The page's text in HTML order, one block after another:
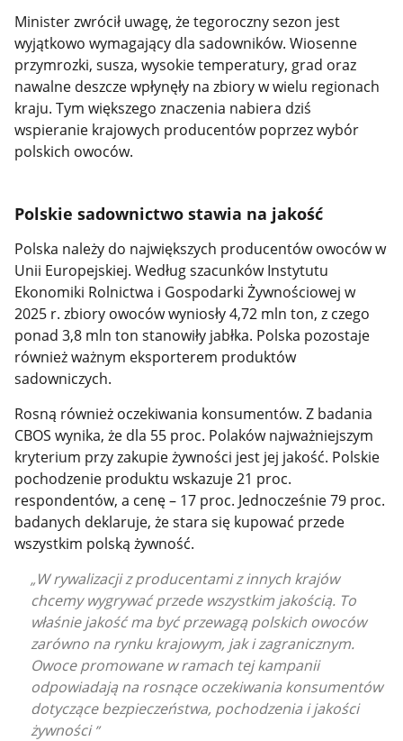
Minister zwrócił uwagę, że tegoroczny sezon jest
wyjątkowo wymagający dla sadowników. Wiosenne
przymrozki, susza, wysokie temperatury, grad oraz
nawalne deszcze wpłynęły na zbiory w wielu regionach
kraju. Tym większego znaczenia nabiera dziś
wspieranie krajowych producentów poprzez wybór
polskich owoców.
Polskie sadownictwo stawia na jakość
Polska należy do największych producentów owoców w
Unii Europejskiej. Według szacunków Instytutu
Ekonomiki Rolnictwa i Gospodarki Żywnościowej w
2025 r. zbiory owoców wyniosły 4,72 mln ton, z czego
ponad 3,8 mln ton stanowiły jabłka. Polska pozostaje
również ważnym eksporterem produktów
sadowniczych.
Rosną również oczekiwania konsumentów. Z badania
CBOS wynika, że dla 55 proc. Polaków najważniejszym
kryterium przy zakupie żywności jest jej jakość. Polskie
pochodzenie produktu wskazuje 21 proc.
respondentów, a cenę – 17 proc. Jednocześnie 79 proc.
badanych deklaruje, że stara się kupować przede
wszystkim polską żywność.
W rywalizacji z producentami z innych krajów
chcemy wygrywać przede wszystkim jakością. To
właśnie jakość ma być przewagą polskich owoców
zarówno na rynku krajowym, jak i zagranicznym.
Owoce promowane w ramach tej kampanii
odpowiadają na rosnące oczekiwania konsumentów
dotyczące bezpieczeństwa, pochodzenia i jakości
żywności